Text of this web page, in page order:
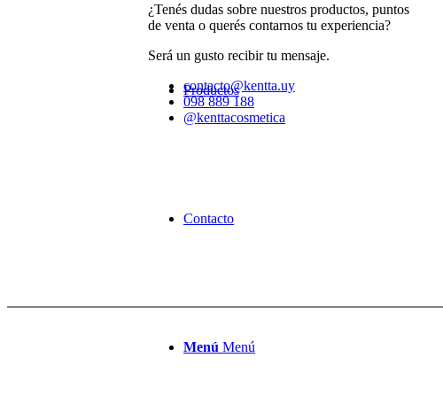
Productos
Contacto
Menú Menú
¿Tenés dudas sobre nuestros productos, puntos
de venta o querés contarnos tu experiencia?
Será un gusto recibir tu mensaje.
contacto@kentta.uy
098 889 188
@kenttacosmetica